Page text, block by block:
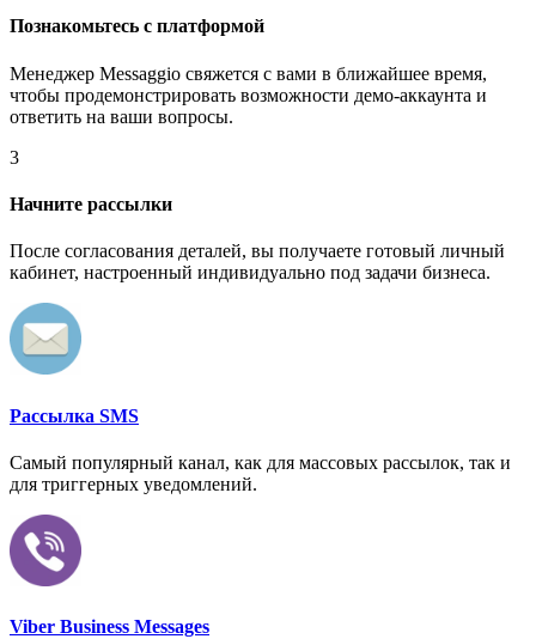
Познакомьтесь с платформой
Менеджер Messaggio свяжется с вами в ближайшее время,
чтобы продемонстрировать возможности демо-аккаунта и
ответить на ваши вопросы.
3
Начните рассылки
После согласования деталей, вы получаете готовый личный
кабинет, настроенный индивидуально под задачи бизнеса.
Рассылка SMS
Самый популярный канал, как для массовых рассылок, так и
для триггерных уведомлений.
Viber Business Messages